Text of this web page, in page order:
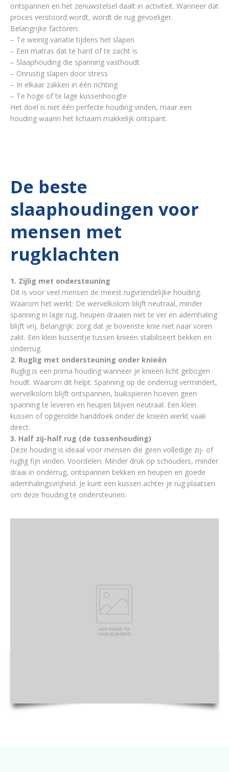
ontspannen en het zenuwstelsel daalt in activiteit. Wanneer dat
proces verstoord wordt, wordt de rug gevoeliger.
Belangrijke factoren:
– Te weinig variatie tijdens het slapen
– Een matras dat te hard of te zacht is
– Slaaphouding die spanning vasthoudt
– Onrustig slapen door stress
– In elkaar zakken in één richting
– Te hoge of te lage kussenhoogte
Het doel is niet één perfecte houding vinden, maar een
houding waarin het lichaam makkelijk ontspant.
De beste
slaaphoudingen voor
mensen met
rugklachten
1. Zijlig met ondersteuning
Dit is voor veel mensen de meest rugvriendelijke houding.
Waarom het werkt: De wervelkolom blijft neutraal, minder
spanning in lage rug, heupen draaien niet te ver en ademhaling
blijft vrij. Belangrijk: zorg dat je bovenste knie niet naar voren
zakt. Een klein kussentje tussen knieën stabiliseert bekken en
onderrug.
2. Ruglig met ondersteuning onder knieën
Ruglig is een prima houding wanneer je knieën licht gebogen
houdt. Waarom dit helpt: Spanning op de onderrug vermindert,
wervelkolom blijft ontspannen, buikspieren hoeven geen
spanning te leveren en heupen blijven neutraal. Een klein
kussen of opgerolde handdoek onder de knieën werkt vaak
direct.
3. Half zij-half rug (de tussenhouding)
Deze houding is ideaal voor mensen die geen volledige zij- of
ruglig fijn vinden. Voordelen: Minder druk op schouders, minder
draai in onderrug, ontspannen bekken en heupen en goede
ademhalingsvrijheid. Je kunt een kussen achter je rug plaatsen
om deze houding te ondersteunen.